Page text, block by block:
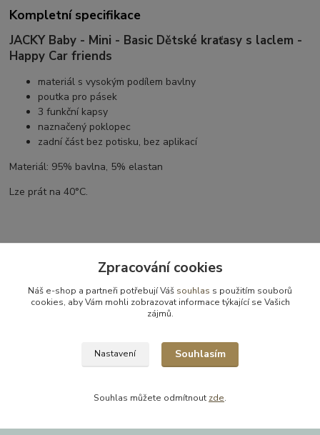
Kompletní specifikace
JACKY Baby - Mini - Basic Dětské kraťasy s laclem -
Happy Car friends
materiál s vysokým podílem bavlny
poutka pro pásek
3 funkční kapsy
naznačený poklopec
zadní část bez potisku, bez aplikací
Materiál: 95% bavlna, 5% elastan
Lze prát na 40°C.
Výrobce Jacky
80
Pro kluky
Zboží zařazeno v kategoriích
Dětské a kojenecké oblečení
Zpracování cookies
Náš e-shop a partneři potřebují Váš souhlas s použitím souborů
cookies, aby Vám mohli zobrazovat informace týkající se Vašich
zájmů.
Nastavení Souhlasím
Souhlas můžete odmítnout zde.